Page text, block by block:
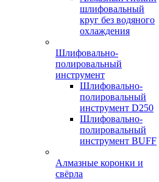
шлифовальный
круг без водяного
охлаждения
Шлифовально-
полировальный
инструмент
Шлифовально-
полировальный
инструмент D250
Шлифовально-
полировальный
инструмент BUFF
Алмазные коронки и
свёрла